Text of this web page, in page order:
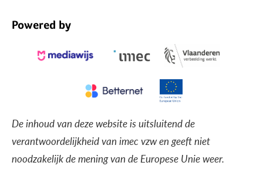
Powered by
De inhoud van deze website is uitsluitend de
verantwoordelijkheid van imec vzw en geeft niet
noodzakelijk de mening van de Europese Unie weer.